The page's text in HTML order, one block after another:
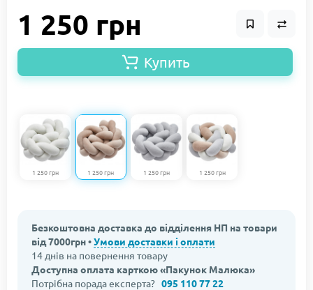
1 250 грн
Купить
1 250 грн 1 250 грн 1 250 грн 1 250 грн
Безкоштовна доставка до відділення НП на товари
від 7000грн •Умови доставки і оплати
14 днів на повернення товару
Доступна оплата карткою «Пакунок Малюка»
Потрібна порада експерта? 095 110 77 22